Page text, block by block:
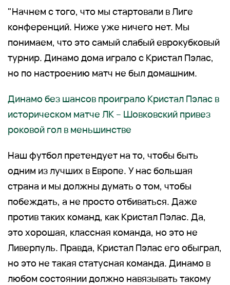
"Начнем с того, что мы стартовали в Лиге
конференций. Ниже уже ничего нет. Мы
понимаем, что это самый слабый еврокубковый
турнир. Динамо дома играло с Кристал Пэлас,
но по настроению матч не был домашним.
Динамо без шансов проиграло Кристал Пэлас в
историческом матче ЛК – Шовковский привез
роковой гол в меньшинстве
Наш футбол претендует на то, чтобы быть
одним из лучших в Европе. У нас большая
страна и мы должны думать о том, чтобы
побеждать, а не просто отбиваться. Даже
против таких команд, как Кристал Пэлас. Да,
это хорошая, классная команда, но это не
Ливерпуль. Правда, Кристал Пэлас его обыграл,
но это не такая статусная команда. Динамо в
любом состоянии должно навязывать такому